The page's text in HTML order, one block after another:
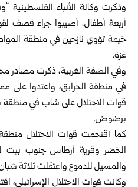
وذكرت وكالة الأنباء الفلسطينية
أربعة أطفال، أصيبوا جراء قصف
خيمة تؤوي نازحين في منطقة
غزة.
وفي الضفة الغربية، ذكرت مصادر
في منطقة الحرايق، واعتدوا على
قوات الاحتلال على شاب في منطقة
برضوض.
كما اقتحمت قوات الاحتلال
الخضر وقرية أرطاس جنوب بيت
والمسيل للدموع واعتقلت ثلاثة
وكانت قوات الاحتلال الإسرائيلي،